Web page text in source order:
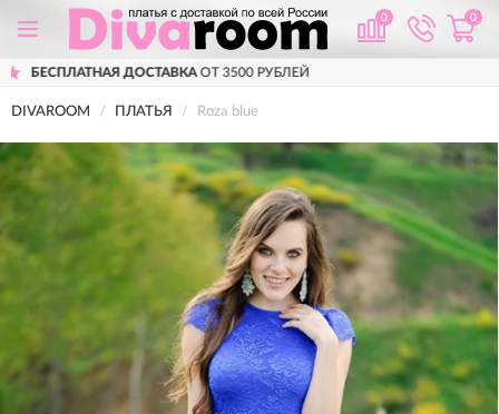
0 0
РУБЛЕЙ
DIVAROOM ПЛАТЬЯ Roza blue